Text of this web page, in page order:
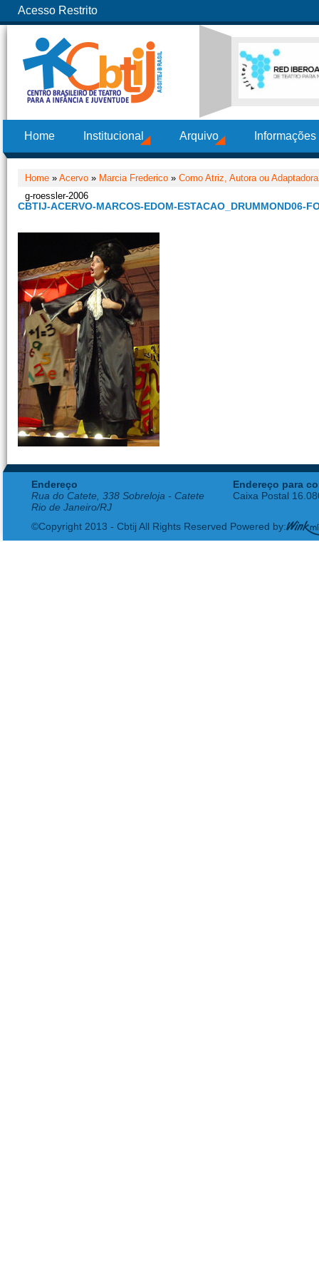
Acesso Restrito
Home Institucional Arquivo
Home » Acervo » Marcia Frederico » Como Atriz, Autora ou Adaptadora
g-roessler-2006
CBTIJ-ACERVO-MARCOS-EDOM-ESTACAO_DRUMMOND06-
Endereço
Rua do Catete, 338 Sobreloja - Catete
Rio de Janeiro/RJ
Endereço para
Caixa Postal
©Copyright 2013 - Cbtij All Rights Reserved Powered by: